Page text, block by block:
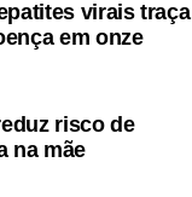
virais traça
em onze
risco de
na mãe